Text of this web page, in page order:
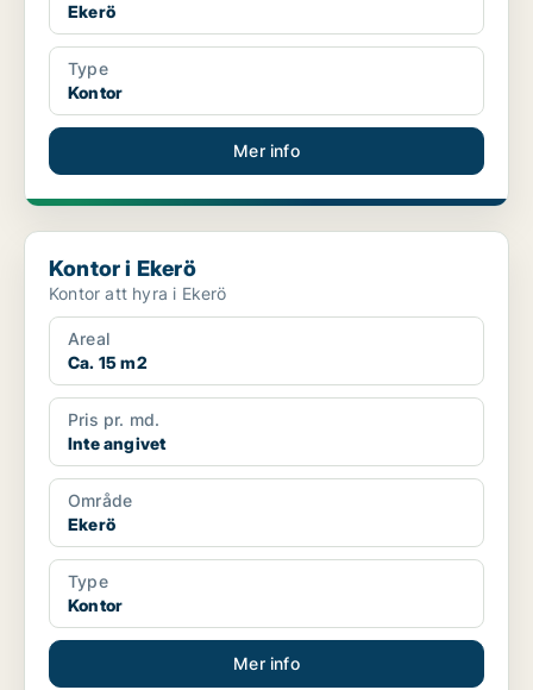
Ekerö
Type
Kontor
Mer info
Kontor i Ekerö
Kontor i Ekerö
Kontor att hyra i Ekerö
Areal
Ca. 15 m2
Pris pr. md.
Inte angivet
Område
Ekerö
Type
Kontor
Mer info